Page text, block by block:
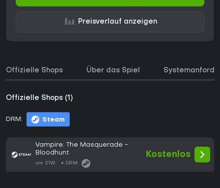
Preisverlauf anzeigen
Offizielle Shops Über das Spiel
Offizielle Shops (1)
DRM: Steam
Vampire: The Masquerade -
Bloodhunt
vor 21W DRM:
Kostenlos